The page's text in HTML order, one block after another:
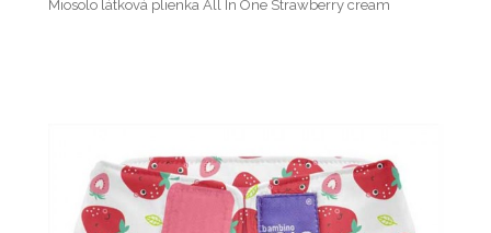
Miosolo látková plienka All In One Strawberry cream